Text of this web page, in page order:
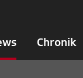
Chronik